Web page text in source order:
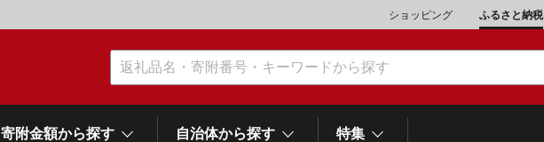
ショッピング ふるさと納税
寄附金額から探す 自治体から探す 特集